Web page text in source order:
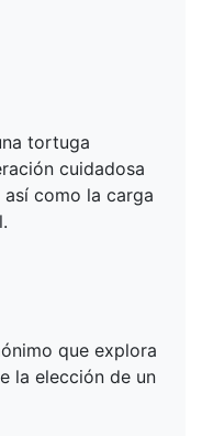
tortuga
cuidadosa
como la carga
que explora
la elección de un